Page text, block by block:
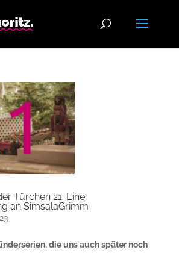
Türchen 21: Eine
an SimsalaGrimm
die uns auch später noch